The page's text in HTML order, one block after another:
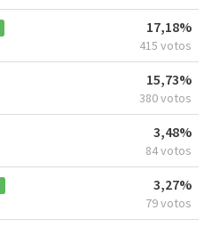
17,18%
415 votos
15,73%
380 votos
3,48%
84 votos
3,27%
79 votos